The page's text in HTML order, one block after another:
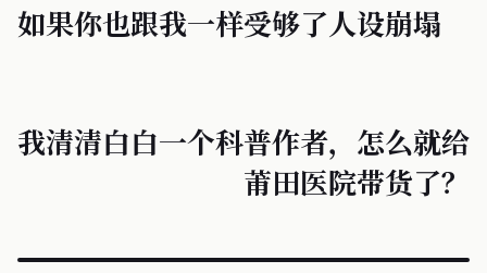
如果你也跟我一样受够了人设崩塌
我清清白白一个科普作者，怎么就给
莆田医院带货了？